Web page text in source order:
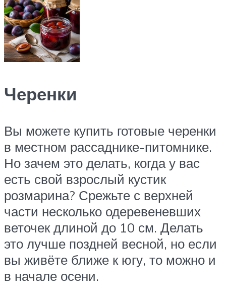
Черенки
Вы можете купить готовые черенки
в местном рассаднике-питомнике.
Но зачем это делать, когда у вас
есть свой взрослый кустик
розмарина? Срежьте с верхней
части несколько одеревеневших
веточек длиной до 10 см. Делать
это лучше поздней весной, но если
вы живёте ближе к югу, то можно и
в начале осени.